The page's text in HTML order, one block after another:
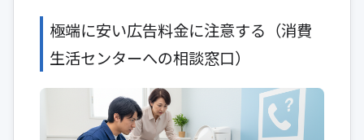
極端に安い広告料金に注意する（消費
生活センターへの相談窓口）